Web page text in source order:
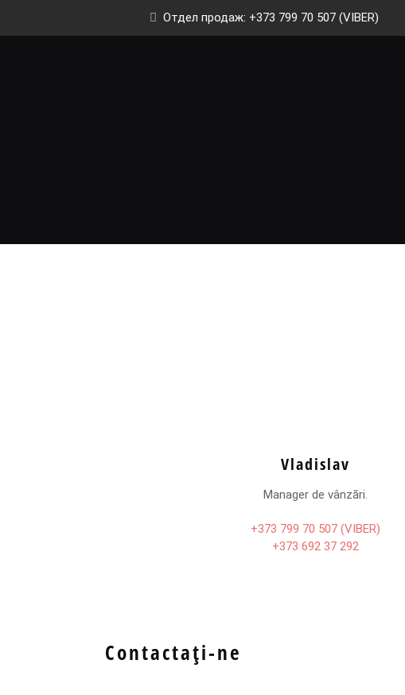
Отдел продаж: +373 799 70 507 (VIBER)
Vladislav
Manager de vânzări.
+373 799 70 507 (VIBER)
+373 692 37 292
Contactați-ne